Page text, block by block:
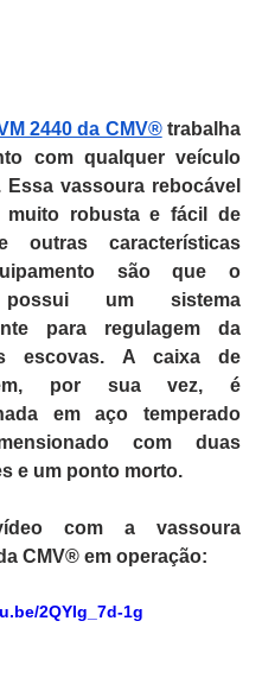
2440 da CMV® trabalha
com qualquer veículo
Essa vassoura rebocável
muito robusta e fácil de
outras características
são que o
possui um sistema
para regulagem da
escovas. A caixa de
por sua vez, é
em aço temperado
com duas
e um ponto morto.
com a vassoura
CMV® em operação:
2QYIg_7d-1g